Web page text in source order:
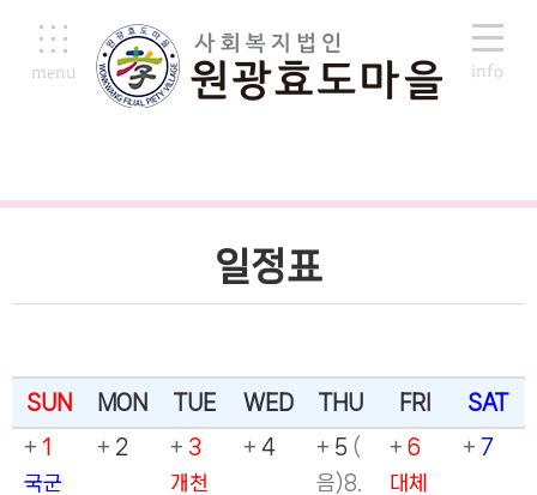
일정표
SUN MON TUE WED THU FRI SAT
+ 1
국군
+ 2 + 3
개천
+ 4 + 5 (
음)8.
+ 6
대체
+ 7
menu info